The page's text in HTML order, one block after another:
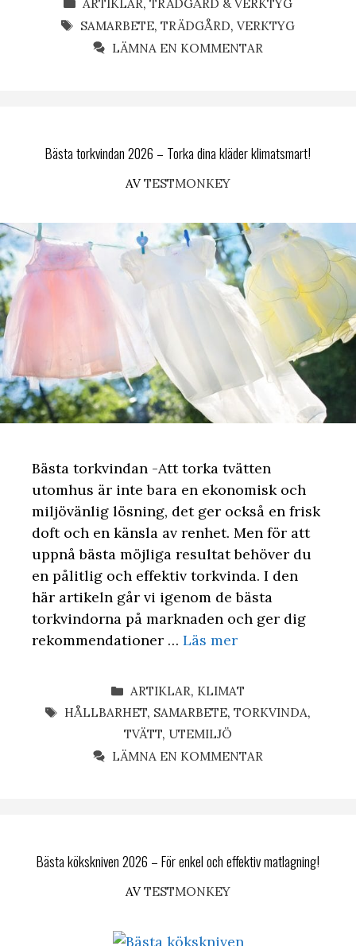
ARTIKLAR,TRÄDGÅRD & VERKTYG
ETIKETTER
SAMARBETE,TRÄDGÅRD,VERKTYG
LÄMNA EN KOMMENTAR
Bästa torkvindan 2026 – Torka dina kläder klimatsmart!
AVTESTMONKEY
Bästa torkvindan -Att torka tvätten
utomhus är inte bara en ekonomisk och
miljövänlig lösning, det ger också en frisk
doft och en känsla av renhet. Men för att
uppnå bästa möjliga resultat behöver du
en pålitlig och effektiv torkvinda. I den
här artikeln går vi igenom de bästa
torkvindorna på marknaden och ger dig
rekommendationer … Läs mer
KATEGORIER
ARTIKLAR, KLIMAT
ETIKETTER
HÅLLBARHET, SAMARBETE,TORKVINDA,
TVÄTT, UTEMILJÖ
LÄMNA EN KOMMENTAR
Bästa kökskniven 2026 – För enkel och effektiv matlagning!
AVTESTMONKEY